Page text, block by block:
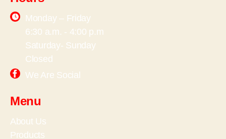
Monday – Friday
6:30 a.m. - 4:00 p.m
Saturday- Sunday
Closed
We Are Social
Menu
About Us
Products